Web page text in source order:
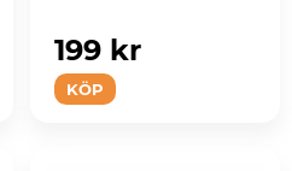
KÖP
199 kr